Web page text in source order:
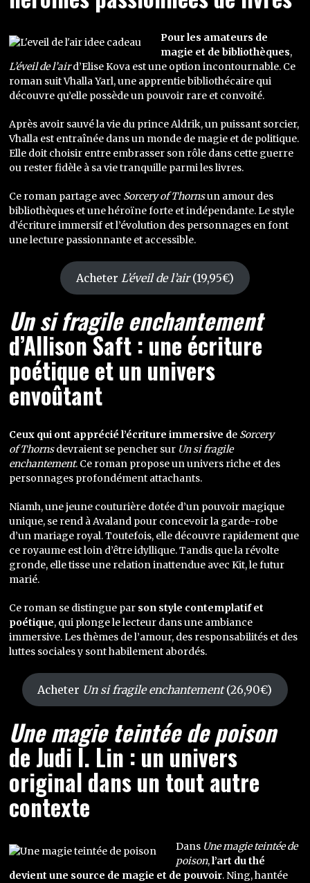
Pour les amateurs de
magie et de bibliothèques,
L’éveil de l’aird’Elise Kova est une option incontournable. Ce
roman suit Vhalla Yarl, une apprentie bibliothécaire qui
découvre qu’elle possède un pouvoir rare et convoité.
Après avoir sauvé la vie du prince Aldrik, un puissant sorcier,
Vhalla est entraînée dans un monde de magie et de politique.
Elle doit choisir entre embrasser son rôle dans cette guerre
ou rester fidèle à sa vie tranquille parmi les livres.
Ce roman partage avec Sorcery of Thornsun amour des
bibliothèques et une héroïne forte et indépendante. Le style
d’écriture immersif et l’évolution des personnages en font
une lecture passionnante et accessible.
Acheter L’éveil de l’air(19,95€)
Un si fragile enchantement
d’Allison Saft : une écriture
poétique et un univers
envoûtant
Ceux qui ont apprécié l’écriture immersive de Sorcery
of Thornsdevraient se pencher sur Un si fragile
enchantement. Ce roman propose un univers riche et des
personnages profondément attachants.
Niamh, une jeune couturière dotée d’un pouvoir magique
unique, se rend à Avaland pour concevoir la garde-robe
d’un mariage royal. Toutefois, elle découvre rapidement que
ce royaume est loin d’être idyllique. Tandis que la révolte
gronde, elle tisse une relation inattendue avec Kit, le futur
marié.
Ce roman se distingue par son style contemplatif et
poétique, qui plonge le lecteur dans une ambiance
immersive. Les thèmes de l’amour, des responsabilités et des
luttes sociales y sont habilement abordés.
Acheter Un si fragile enchantement(26,90€)
Une magie teintée de poison
de Judi I. Lin : un univers
original dans un tout autre
contexte
Dans Une magie teintée de
poison,l’art du thé
devient une source de magie et de pouvoir. Ning, hantée